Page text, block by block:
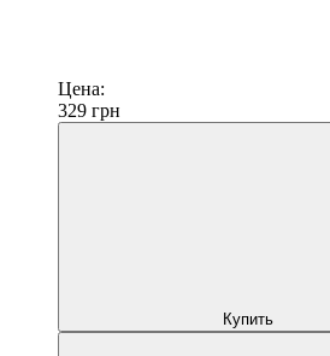
Цена:
329 грн
Купить